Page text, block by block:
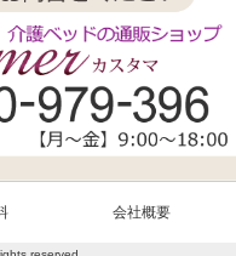
会社概要